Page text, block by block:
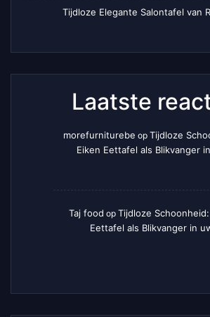
Tijdloze Elegante Salontafel van
Laatste
morefurniturebe op Tijdloze
Eiken Eettafel als Blikvanger
Taj food op Tijdloze
Eettafel als Blikvanger in